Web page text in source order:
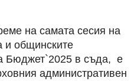
на самата сесия на
и общинските
Бюджет`2025 в съда, е
административен